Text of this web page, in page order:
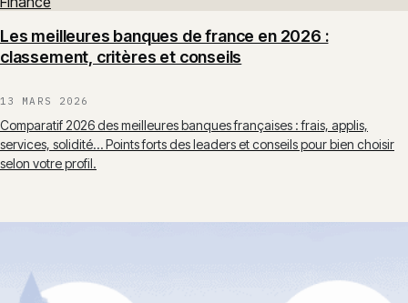
Les meilleures banques de france en 2026 :
classement, critères et conseils
13 MARS 2026
Comparatif 2026 des meilleures banques françaises : frais, applis,
services, solidité… Points forts des leaders et conseils pour bien choisir
selon votre profil.